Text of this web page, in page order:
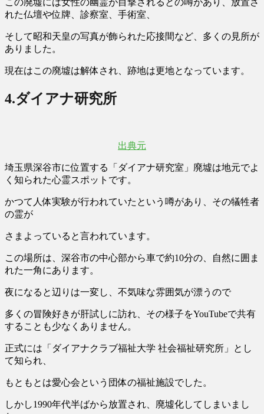
この廃墟には女性の幽霊が目撃されるとの噂があり、放置さ
れた仏壇や位牌、診察室、手術室、
そして昭和天皇の写真が飾られた応接間など、多くの見所が
ありました。
現在はこの廃墟は解体され、跡地は更地となっています。
4.ダイアナ研究所
出典元
埼玉県深谷市に位置する「 ダイアナ研究室 」廃墟は地元でよ
く知られた心霊スポットです。
かつて 人体実験が行われていた という噂があり、その犠牲者
の霊が
さまよっていると言われています。
この場所は、深谷市の中心部から車で約10分の、自然に囲ま
れた一角にあります。
夜になると辺りは一変し、不気味な雰囲気が漂うので
多くの冒険好きが肝試しに訪れ、その様子をYouTubeで共有
する ことも少なくありません。
正式には「ダイアナクラブ福祉大学 社会福祉研究所」とし
て知られ、
もともとは愛心会という団体の福祉施設でした。
しかし1990年代半ばから放置され、廃墟化してしまいまし